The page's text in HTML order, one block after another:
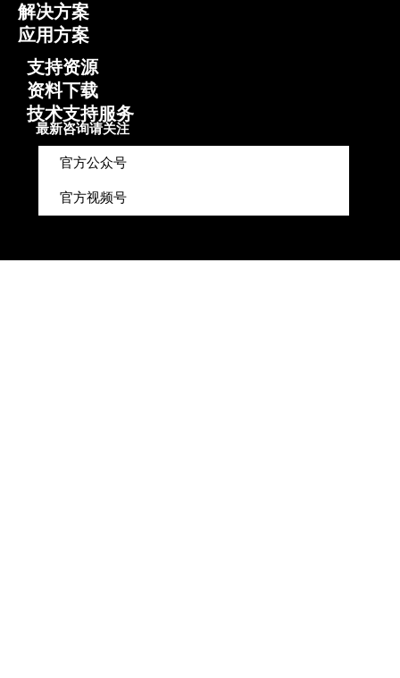
解决方案
应用方案
支持资源
资料下载
技术支持服务
最新咨询请关注
官方公众号
官方视频号